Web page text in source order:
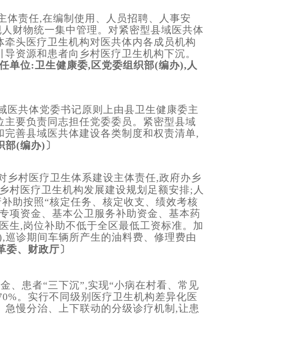
体责任,在编制使用、人员招聘、人事安
财物统一集中管理。对紧密型县域医共体
头医疗卫生机构对医共体内各成员机构
资源和患者向乡村医疗卫生机构下沉。
任单位:卫生健康委,区党委组织部(编办),人
医共体党委书记原则上由县卫生健康委主
要负责同志担任党委委员。紧密型县域
善县域医共体建设各类制度和权责清单,
部(编办)〕
乡村医疗卫生体系建设主体责任,政府办乡
村医疗卫生机构发展建设规划足额安排;人
助按照“核定任务、核定收支、绩效考核
项资金、基本公卫服务补助资金、基本药
生,岗位补助不低于全区最低工资标准。加
诊期间车辆所产生的油料费、修理费由
、财政厅〕
、患者“三下沉”,实现“小病在村看、常见
。实行不同级别医疗卫生机构差异化医
慢分治、上下联动的分级诊疗机制,让患